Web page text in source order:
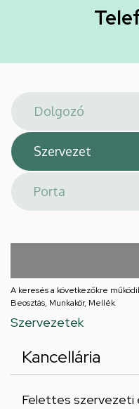
hely
A keresés a következőkre
Beosztás, Munkakör, Mellék
Szervezetek
Kancellária
Felettes szervezeti